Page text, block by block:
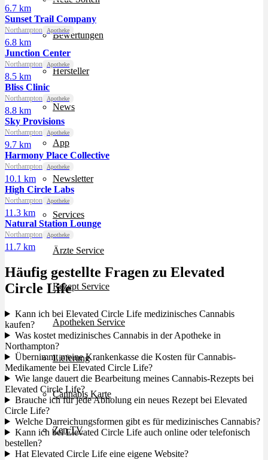
Bewertungen
Hersteller
News
App
Newsletter
Services
Ärzte Service
Rezept Service
Apotheken Service
Lieferung
Cannabis Karte
Zen TV
6.7 km
Sunset Trail Company
Northampton Apotheke
6.8 km
Junction Center
Northampton Apotheke
8.5 km
Bliss Clinic
Northampton Apotheke
8.8 km
Sky Provisions
Northampton Apotheke
9.7 km
Harmony Place Collective
Northampton Apotheke
10.1 km
High Circle Labs
Northampton Apotheke
11.3 km
Natural Station Lounge
Northampton Apotheke
11.7 km
Häufig gestellte Fragen zu Elevated
Circle Life
Kann ich bei Elevated Circle Life medizinisches Cannabis
kaufen?
Was kostet medizinisches Cannabis in der Apotheke in
Northampton?
Übernimmt meine Krankenkasse die Kosten für Cannabis-
Medikamente bei Elevated Circle Life?
Wie lange dauert die Bearbeitung meines Cannabis-Rezepts bei
Elevated Circle Life?
Brauche ich für jede Abholung ein neues Rezept bei Elevated
Circle Life?
Welche Darreichungsformen gibt es für medizinisches Cannabis?
Kann ich bei Elevated Circle Life auch online oder telefonisch
bestellen?
Hat Elevated Circle Life eine eigene Website?